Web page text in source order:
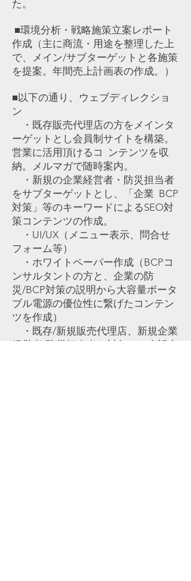
た。
■環境分析・戦略施策立案レポート
作成（主に商流・用途を整理した上
で、メイン/サブターゲットと各施策
を提案。年間売上計画表の作成。）
■以下の通り、ウェブディレクショ
ン
・既存販売代理店の方をメインタ
ーゲットとし会員制サイトを構築。
営業に活用頂けるコ ンテンツを収
納。メルマガで随時案内。
・新規の企業経営者・防災担当者
をサブターゲットとし、「企業 BCP
対策」等のキーワードによるSEO対
策コンテンツの作成。
・UI/UX（メニュー表示、問合せ
フォーム等）
・ホワイトペーパー作成（BCPコ
ンサルタントの方と、企業の防
災/BCP対策の説明から大容量ポータ
ブル電源の優位性に繋げたコンテン
ツを作成）
・既存/新規販売代理店、新規企業
経営者/防災担当者を対象に、上記内